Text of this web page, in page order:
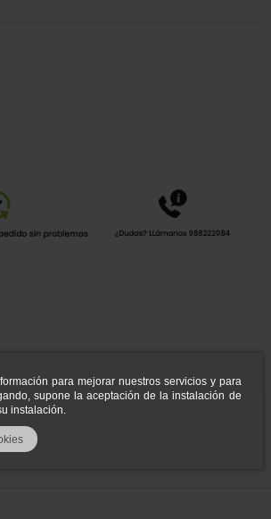
para mejorar nuestros servicios y para
supone la aceptación de la instalación de
instalación.